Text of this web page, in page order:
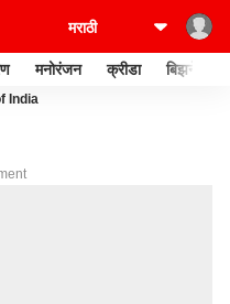
मनोरंजन क्रीडा बिझनेस
India